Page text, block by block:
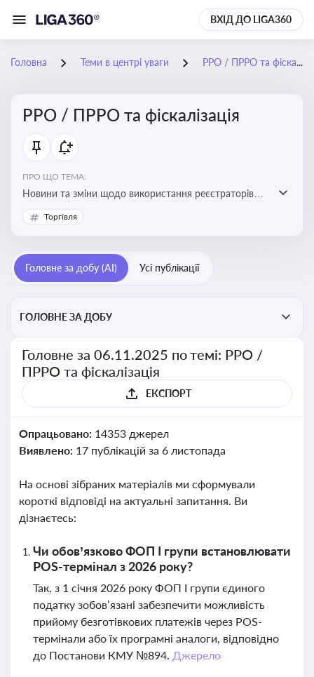
ВХІД ДО LIGA360
Головна Теми в центрі уваги РРО / ПРРО та фіскалізація
РРО / ПРРО та фіскалізація
ПРО ЩО ТЕМА:
Новини та зміни щодо використання реєстраторів
розрахункових операцій, аналіз законодавства про
РРО, позиції ДПС та судів щодо РРО
Торгівля
Головне за добу (AI) Усі публікації
ГОЛОВНЕ ЗА ДОБУ
Головне за 06.11.2025 по темі: РРО /
ПРРО та фіскалізація
ЕКСПОРТ
Опрацьовано: 14353 джерел
Виявлено: 17 публікацій за 6 листопада
На основі зібраних матеріалів ми сформували
короткі відповіді на актуальні запитання. Ви
дізнаєтесь:
Чи обов’язково ФОП І групи встановлювати
POS-термінал з 2026 року?
Так, з 1 січня 2026 року ФОП І групи єдиного
податку зобов’язані забезпечити можливість
прийому безготівкових платежів через POS-
термінали або їх програмні аналоги, відповідно
до Постанови КМУ №894. Джерело